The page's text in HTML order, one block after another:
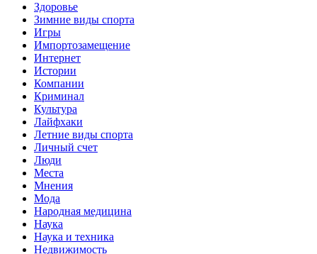
Здоровье
Зимние виды спорта
Игры
Импортозамещение
Интернет
Истории
Компании
Криминал
Культура
Лайфхаки
Летние виды спорта
Личный счет
Люди
Места
Мнения
Мода
Народная медицина
Наука
Наука и техника
Недвижимость